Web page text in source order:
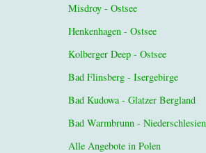
Misdroy - Ostsee
Henkenhagen - Ostsee
Kolberger Deep - Ostsee
Bad Flinsberg - Isergebirge
Bad Kudowa - Glatzer Bergland
Bad Warmbrunn - Niederschlesien
Alle Angebote in Polen